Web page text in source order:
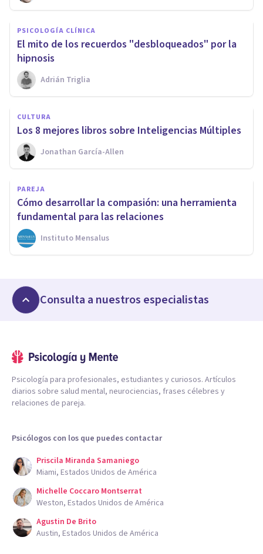
PSICOLOGÍA CLÍNICA
El mito de los recuerdos "desbloqueados" por la
hipnosis
Adrián Triglia
CULTURA
​Los 8 mejores libros sobre Inteligencias Múltiples
Jonathan García-Allen
PAREJA
Cómo desarrollar la compasión: una herramienta
fundamental para las relaciones
Instituto Mensalus
Consulta a nuestros especialistas
Psicología para profesionales, estudiantes y curiosos. Artículos
diarios sobre salud mental, neurociencias, frases célebres y
relaciones de pareja.
Psicólogos con los que puedes contactar
Priscila Miranda Samaniego
Miami, Estados Unidos de América
Michelle Coccaro Montserrat
Weston, Estados Unidos de América
Agustin De Brito
Austin, Estados Unidos de América